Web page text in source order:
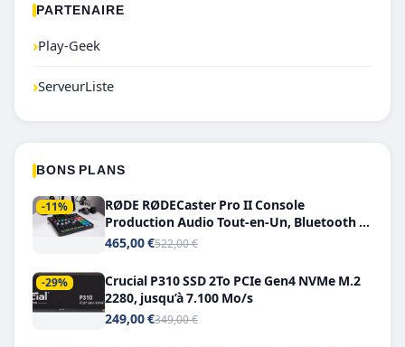
PARTENAIRE
›Play-Geek
›ServeurListe
BONS PLANS
-11%
RØDE RØDECaster Pro II Console
Production Audio Tout-en-Un, Bluetooth et
Double USB-C
465,00 €522,00 €
-29%
Crucial P310 SSD 2To PCIe Gen4 NVMe M.2
2280, jusqu’à 7.100 Mo/s
249,00 €349,00 €